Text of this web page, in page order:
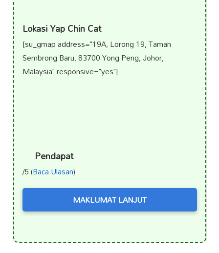
Lokasi Yap Chin Cat
[su_gmap address="19A, Lorong 19, Taman
Sembrong Baru, 83700 Yong Peng, Johor,
Malaysia" responsive="yes"]
Pendapat
/5 (Baca Ulasan)
MAKLUMAT LANJUT